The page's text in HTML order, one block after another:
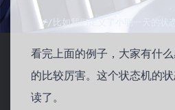
//比如我们定义了小明一
看完上面的例子，大家有什
的比较厉害。这个状态机的
读了。